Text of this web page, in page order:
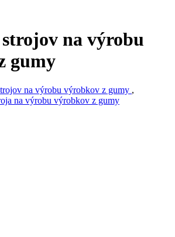
na výrobu
gumy
na výrobu výrobkov z gumy ,
na výrobu výrobkov z gumy